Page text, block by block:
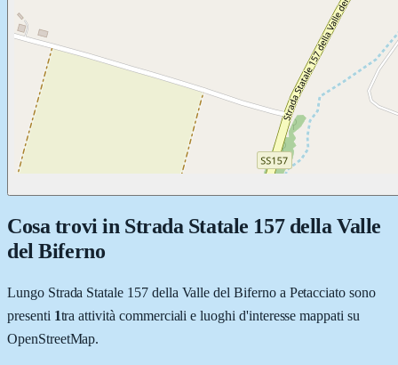
Cosa trovi in Strada Statale 157 della Valle
del Biferno
Lungo Strada Statale 157 della Valle del Bifernoa Petacciato sono
presenti 1tra attività commerciali e luoghi d'interesse mappati su
OpenStreetMap.